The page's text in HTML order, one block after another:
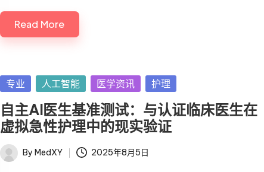
Read More
Posted
in
专业 人工智能 医学资讯 护理
自主AI医生基准测试：与认证临床医生在
虚拟急性护理中的现实验证
Posted
By MedXY 2025年8月5日